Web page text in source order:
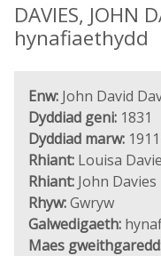
DAVIES, JOHN
hynafiaethydd
Enw: John David
Dyddiad geni: 1831
Dyddiad marw: 1911
Rhiant: Louisa
Rhiant: John Davies
Rhyw:Gwryw
Galwedigaeth:
Maes